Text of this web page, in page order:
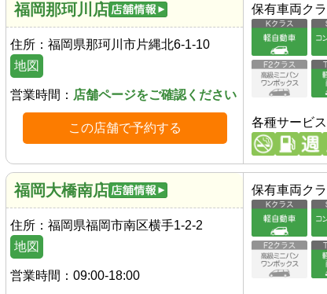
福岡那珂川店
住所： 福岡県那珂川市片縄北6-1-10
地図
営業時間： 店舗ページをご確認ください
この店舗で予約する
保有車両ク
各種サービス
福岡大橋南店
住所： 福岡県福岡市南区横手1-2-2
地図
営業時間： 09:00-18:00
保有車両ク